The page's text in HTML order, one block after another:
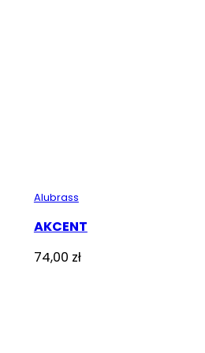
Alubrass
AKCENT
74,00 zł